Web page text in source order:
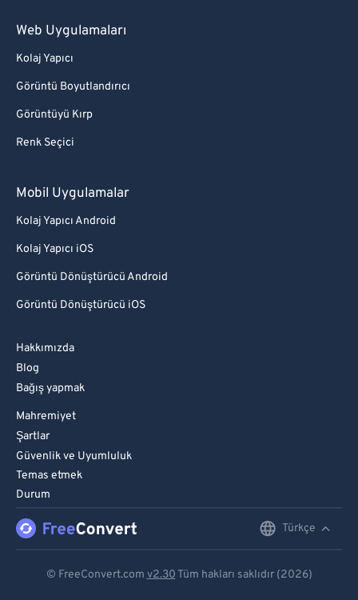
Web Uygulamaları
Kolaj Yapıcı
Görüntü Boyutlandırıcı
Görüntüyü Kırp
Renk Seçici
Mobil Uygulamalar
Kolaj Yapıcı Android
Kolaj Yapıcı iOS
Görüntü Dönüştürücü Android
Görüntü Dönüştürücü iOS
Hakkımızda
Blog
Bağış yapmak
Mahremiyet
Şartlar
Güvenlik ve Uyumluluk
Temas etmek
Durum
Türkçe
© FreeConvert.com v2.30 Tüm hakları saklıdır (2026)